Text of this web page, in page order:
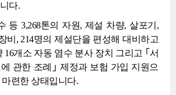
다.
등 3,268톤의 자원, 제설 차량, 살포기,
비, 214명의 제설단을 편성해 대비하고
16개소 자동 염수 분사 장치 그리고 ｢서
관한 조례｣ 제정과 보험 가입 지원으
련한 상태입니다.